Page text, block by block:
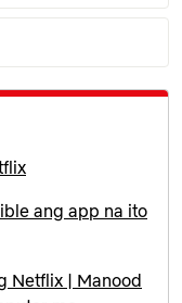
ang app na ito
Netflix | Manood